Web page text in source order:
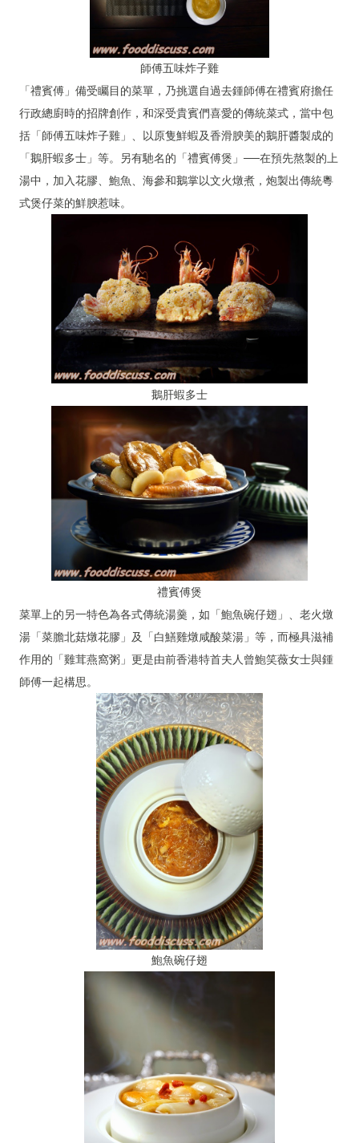
師傅五味炸子雞
「禮賓傅」備受矚目的菜單，乃挑選自過去鍾師傅在禮賓府擔任
行政總廚時的招牌創作，和深受貴賓們喜愛的傳統菜式，當中包
括「師傅五味炸子雞」、以原隻鮮蝦及香滑腴美的鵝肝醬製成的
「鵝肝蝦多士」等。另有馳名的「禮賓傅煲」──在預先熬製的上
湯中，加入花膠、鮑魚、海參和鵝掌以文火燉煮，炮製出傳統粵
式煲仔菜的鮮腴惹味。
鵝肝蝦多士
禮賓傅煲
菜單上的另一特色為各式傳統湯羹，如「鮑魚碗仔翅」、老火燉
湯「菜膽北菇燉花膠」及「白鱔雞燉咸酸菜湯」等，而極具滋補
作用的「雞茸燕窩粥」更是由前香港特首夫人曾鮑笑薇女士與鍾
師傅一起構思。
鮑魚碗仔翅